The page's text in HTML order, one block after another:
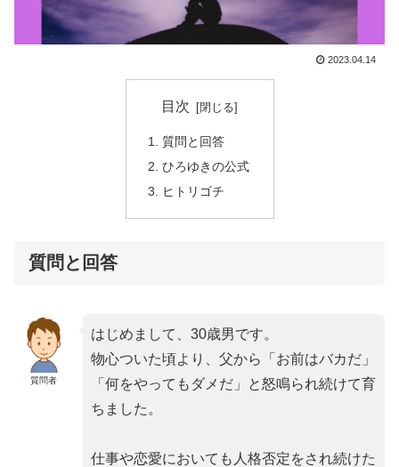
2023.04.14
目次
質問と回答
ひろゆきの公式
ヒトリゴチ
質問と回答
質問者
はじめまして、30歳男です。
物心ついた頃より、父から「お前はバカだ」
「何をやってもダメだ」と怒鳴られ続けて育
ちました。
仕事や恋愛においても人格否定をされ続けた